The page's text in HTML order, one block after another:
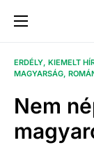
ERDÉLY KIEMELT
MAGYARSÁG
Nem